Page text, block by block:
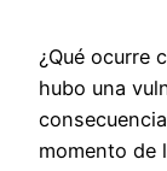
¿Qué ocurre
hubo una
momento de